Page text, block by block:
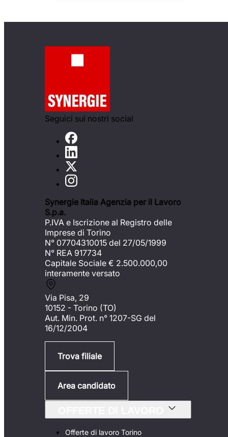
Seguici sui nostri social
Synergie Italia Agenzia per il Lavoro
S.p.a.
P.IVA e Iscrizione al Registro delle
Imprese di Torino
N° 07704310015 del 27/05/1999
N° REA 917734
Capitale Sociale € 2.500.000,00
interamente versato
Via Pisa, 29
10152 - Torino (TO)
Aut. Min. Prot. n° 1207-SG del
16/12/2004
Trova filiale
Area candidato
Offerte di lavoro Torino